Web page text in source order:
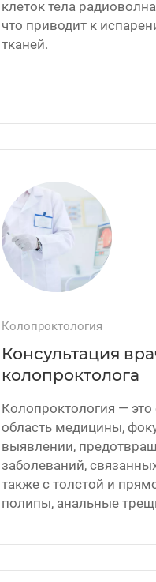
клеток тела
что приводит к
тканей.
Колопроктология
Консультация
колопроктолога
Колопроктология —
область медицины,
выявлении,
заболеваний,
также с толстой и
полипы, анальные